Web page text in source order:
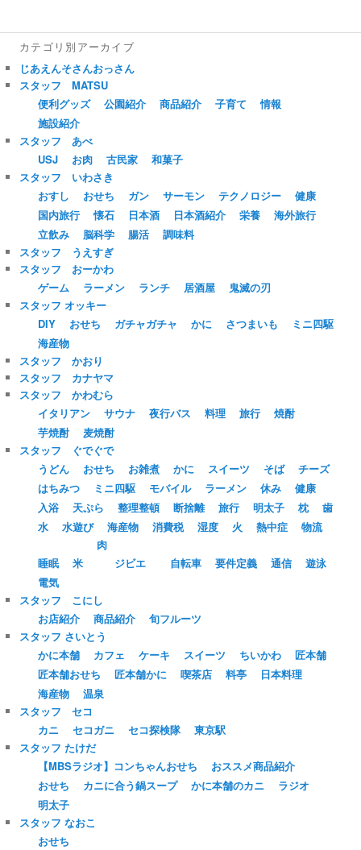
カテゴリ別アーカイブ
じあえんそさんおっさん
スタッフ MATSU
便利グッズ
公園紹介 商品紹介 子育て
情報
施設紹介
スタッフ あべ
USJ
お肉 古民家
和菓子
スタッフ いわさき
おすし
おせち ガン サーモン テクノロジー
健康
国内旅行
懐石 日本酒 日本酒紹介 栄養
海外旅行
立飲み
脳科学 腸活
調味料
スタッフ うえすぎ
スタッフ おーかわ
ゲーム
ラーメン ランチ 居酒屋
鬼滅の刃
スタッフ オッキー
DIY
おせち ガチャガチャ かに さつまいも
ミニ四駆
海産物
スタッフ かおり
スタッフ カナヤマ
スタッフ かわむら
イタリアン
サウナ 夜行バス 料理 旅行
焼酎
芋焼酎
麦焼酎
スタッフ ぐでぐで
うどん
おせち お雑煮 かに スイーツ そば
チーズ
はちみつ
ミニ四駆 モバイル ラーメン 休み
健康
入浴
天ぷら 整理整頓 断捨離 旅行 明太子 枕
歯
水
水遊び 海産物 消費税 湿度 火 熱中症 物流
睡眠 米
肉
ジビエ
自転車 要件定義 通信
遊泳
電気
スタッフ こにし
お店紹介
商品紹介
旬フルーツ
スタッフ さいとう
かに本舗
カフェ ケーキ スイーツ ちいかわ
匠本舗
匠本舗おせち
匠本舗かに 喫茶店 料亭
日本料理
海産物
温泉
スタッフ セコ
カニ
セコガニ セコ探検隊
東京駅
スタッフ たけだ
【MBSラジオ】コンちゃんおせち
おススメ商品紹介
おせち
カニに合う鍋スープ かに本舗のカニ
ラジオ
明太子
スタッフ なおこ
おせち